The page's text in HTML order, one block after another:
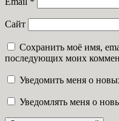
Сайт
Сохранить моё имя,
последующих моих
Уведомить меня о
Уведомлять меня о